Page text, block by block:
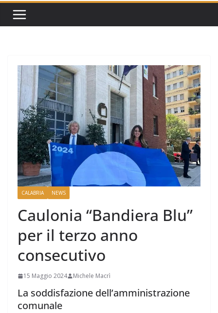
CALABRIA NEWS
Caulonia “Bandiera Blu”
per il terzo anno
consecutivo
15 Maggio 2024 Michele Macrì
La soddisfazione dell’amministrazione
comunale